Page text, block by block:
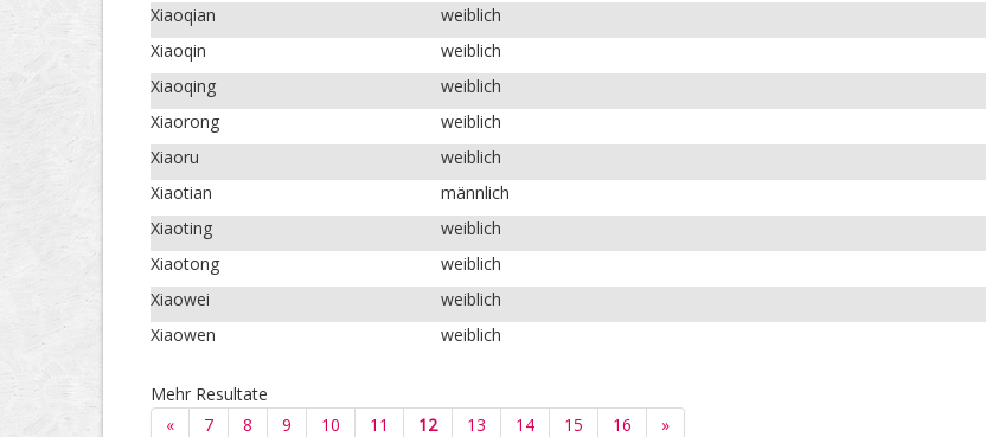
Xiaoqian
weiblich
Xiaoqin
weiblich
Xiaoqing
weiblich
Xiaorong
weiblich
Xiaoru
weiblich
Xiaotian
männlich
Xiaoting
weiblich
Xiaotong
weiblich
Xiaowei
weiblich
Xiaowen
weiblich
Mehr Resultate
«
7 8 9 10 11 12 13 14 15 16 »